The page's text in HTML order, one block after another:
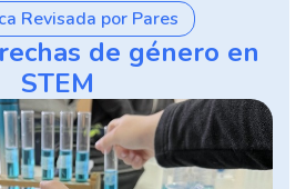
Revisada por Pares
de género en
STEM